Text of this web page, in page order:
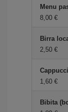
Menu
8,00 €
Birra
2,50 €
1,60 €
Bibita